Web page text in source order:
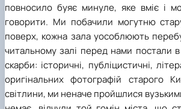
повносило буяє минуле, яке вміє і
говорити. Ми побачили могутню
поверх, кожна зала уособлюють
читальному залі перед нами постали в
скарби: історичні, публіцистичні,
оригінальних фотографій старого
світлини, ми неначе пройшлися